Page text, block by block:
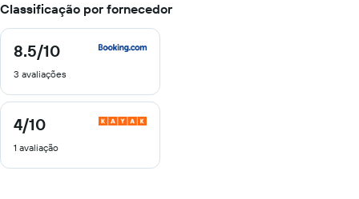
Classificação por fornecedor
8.5/10
8.5
10
3 avaliações
4/10
4
de
10
1 avaliação